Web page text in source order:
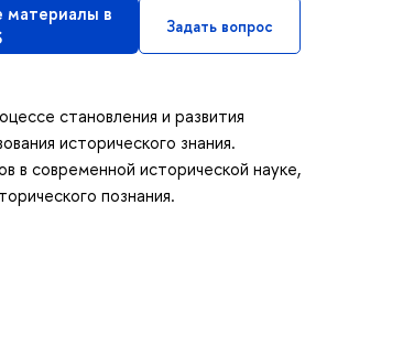
в
Задать вопрос
становления и развития
исторического знания.
в современной исторической науке,
познания.